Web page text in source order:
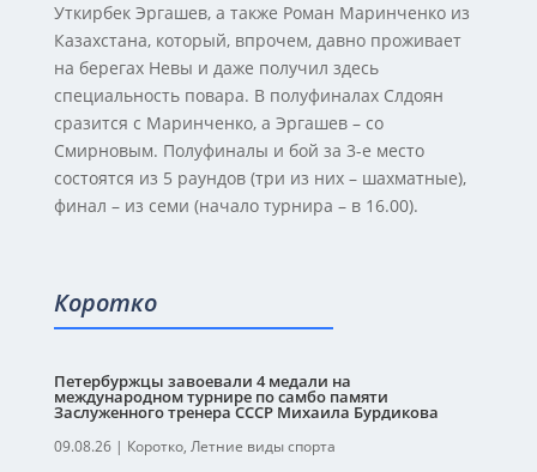
Уткирбек Эргашев, а также Роман Маринченко из
Казахстана, который, впрочем, давно проживает
на берегах Невы и даже получил здесь
специальность повара. В полуфиналах Слдоян
сразится с Маринченко, а Эргашев – со
Смирновым. Полуфиналы и бой за 3-е место
состоятся из 5 раундов (три из них – шахматные),
финал – из семи (начало турнира – в 16.00).
Коротко
Петербуржцы завоевали 4 медали на
международном турнире по самбо памяти
Заслуженного тренера СССР Михаила Бурдикова
09.08.26| Коротко, Летние виды спорта